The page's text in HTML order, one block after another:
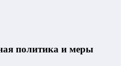
политика и меры